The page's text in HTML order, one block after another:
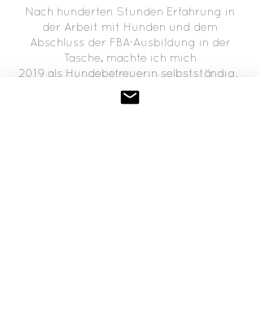
Nach hunderten Stunden Erfahrung in
der Arbeit mit Hunden und dem
Abschluss der FBA-Ausbildung in der
Tasche, machte ich mich
2019 als Hundebetreuerin selbstständig.
Heute lebe ich als Dogsitterin meinen
Kindheitstraum und